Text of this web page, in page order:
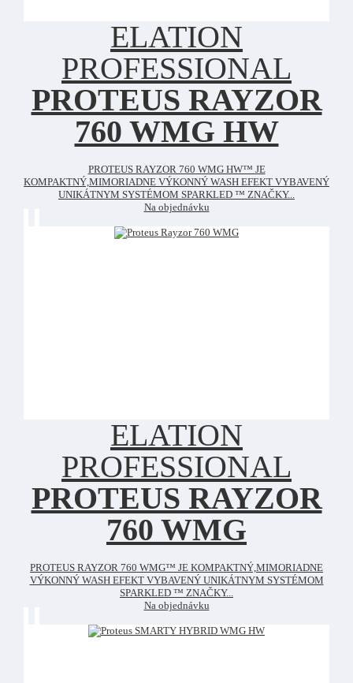
ELATION
PROFESSIONAL
PROTEUS RAYZOR
760 WMG HW
PROTEUS RAYZOR 760 WMG HW™ JE
KOMPAKTNÝ,MIMORIADNE VÝKONNÝ WASH EFEKT VYBAVENÝ
UNIKÁTNYM SYSTÉMOM SPARKLED ™ ZNAČKY...
Na objednávku
ELATION
PROFESSIONAL
PROTEUS RAYZOR
760 WMG
PROTEUS RAYZOR 760 WMG™ JE KOMPAKTNÝ,MIMORIADNE
VÝKONNÝ WASH EFEKT VYBAVENÝ UNIKÁTNYM SYSTÉMOM
SPARKLED ™ ZNAČKY...
Na objednávku